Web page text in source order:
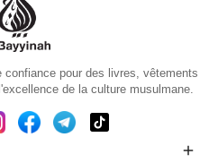
pour des livres, vêtements
de la culture musulmane.
